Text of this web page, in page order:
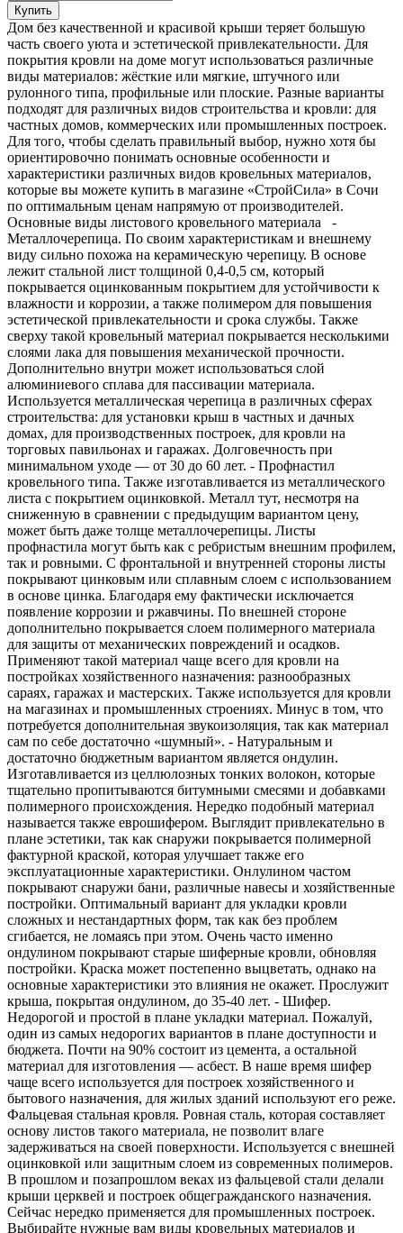
Дом без качественной и красивой крыши теряет большую
часть своего уюта и эстетической привлекательности. Для
покрытия кровли на доме могут использоваться различные
виды материалов: жёсткие или мягкие, штучного или
рулонного типа, профильные или плоские. Разные варианты
подходят для различных видов строительства и кровли: для
частных домов, коммерческих или промышленных построек.
Для того, чтобы сделать правильный выбор, нужно хотя бы
ориентировочно понимать основные особенности и
характеристики различных видов кровельных материалов,
которые вы можете купить в магазине «СтройСила» в Сочи
по оптимальным ценам напрямую от производителей.
Основные виды листового кровельного материала -
Металлочерепица. По своим характеристикам и внешнему
виду сильно похожа на керамическую черепицу. В основе
лежит стальной лист толщиной 0,4-0,5 см, который
покрывается оцинкованным покрытием для устойчивости к
влажности и коррозии, а также полимером для повышения
эстетической привлекательности и срока службы. Также
сверху такой кровельный материал покрывается несколькими
слоями лака для повышения механической прочности.
Дополнительно внутри может использоваться слой
алюминиевого сплава для пассивации материала.
Используется металлическая черепица в различных сферах
строительства: для установки крыш в частных и дачных
домах, для производственных построек, для кровли на
торговых павильонах и гаражах. Долговечность при
минимальном уходе — от 30 до 60 лет. - Профнастил
кровельного типа. Также изготавливается из металлического
листа с покрытием оцинковкой. Металл тут, несмотря на
сниженную в сравнении с предыдущим вариантом цену,
может быть даже толще металлочерепицы. Листы
профнастила могут быть как с ребристым внешним профилем,
так и ровными. С фронтальной и внутренней стороны листы
покрывают цинковым или сплавным слоем с использованием
в основе цинка. Благодаря ему фактически исключается
появление коррозии и ржавчины. По внешней стороне
дополнительно покрывается слоем полимерного материала
для защиты от механических повреждений и осадков.
Применяют такой материал чаще всего для кровли на
постройках хозяйственного назначения: разнообразных
сараях, гаражах и мастерских. Также используется для кровли
на магазинах и промышленных строениях. Минус в том, что
потребуется дополнительная звукоизоляция, так как материал
сам по себе достаточно «шумный». - Натуральным и
достаточно бюджетным вариантом является ондулин.
Изготавливается из целлюлозных тонких волокон, которые
тщательно пропитываются битумными смесями и добавками
полимерного происхождения. Нередко подобный материал
называется также еврошифером. Выглядит привлекательно в
плане эстетики, так как снаружи покрывается полимерной
фактурной краской, которая улучшает также его
эксплуатационные характеристики. Онлулином частом
покрывают снаружи бани, различные навесы и хозяйственные
постройки. Оптимальный вариант для укладки кровли
сложных и нестандартных форм, так как без проблем
сгибается, не ломаясь при этом. Очень часто именно
ондулином покрывают старые шиферные кровли, обновляя
постройки. Краска может постепенно выцветать, однако на
основные характеристики это влияния не окажет. Прослужит
крыша, покрытая ондулином, до 35-40 лет. - Шифер.
Недорогой и простой в плане укладки материал. Пожалуй,
один из самых недорогих вариантов в плане доступности и
бюджета. Почти на 90% состоит из цемента, а остальной
материал для изготовления — асбест. В наше время шифер
чаще всего используется для построек хозяйственного и
бытового назначения, для жилых зданий используют его реже.
Фальцевая стальная кровля. Ровная сталь, которая составляет
основу листов такого материала, не позволит влаге
задерживаться на своей поверхности. Используется с внешней
оцинковкой или защитным слоем из современных полимеров.
В прошлом и позапрошлом веках из фальцевой стали делали
крыши церквей и построек общегражданского назначения.
Сейчас нередко применяется для промышленных построек.
Выбирайте нужные вам виды кровельных материалов и